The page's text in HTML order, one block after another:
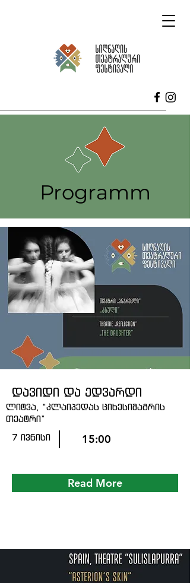
Programm
დავიდი და ედვარდი
ლიტვა, “კლაიპედას ციხესიმაგრის
თეატრი”
7 ივნისი
15:00
Read More